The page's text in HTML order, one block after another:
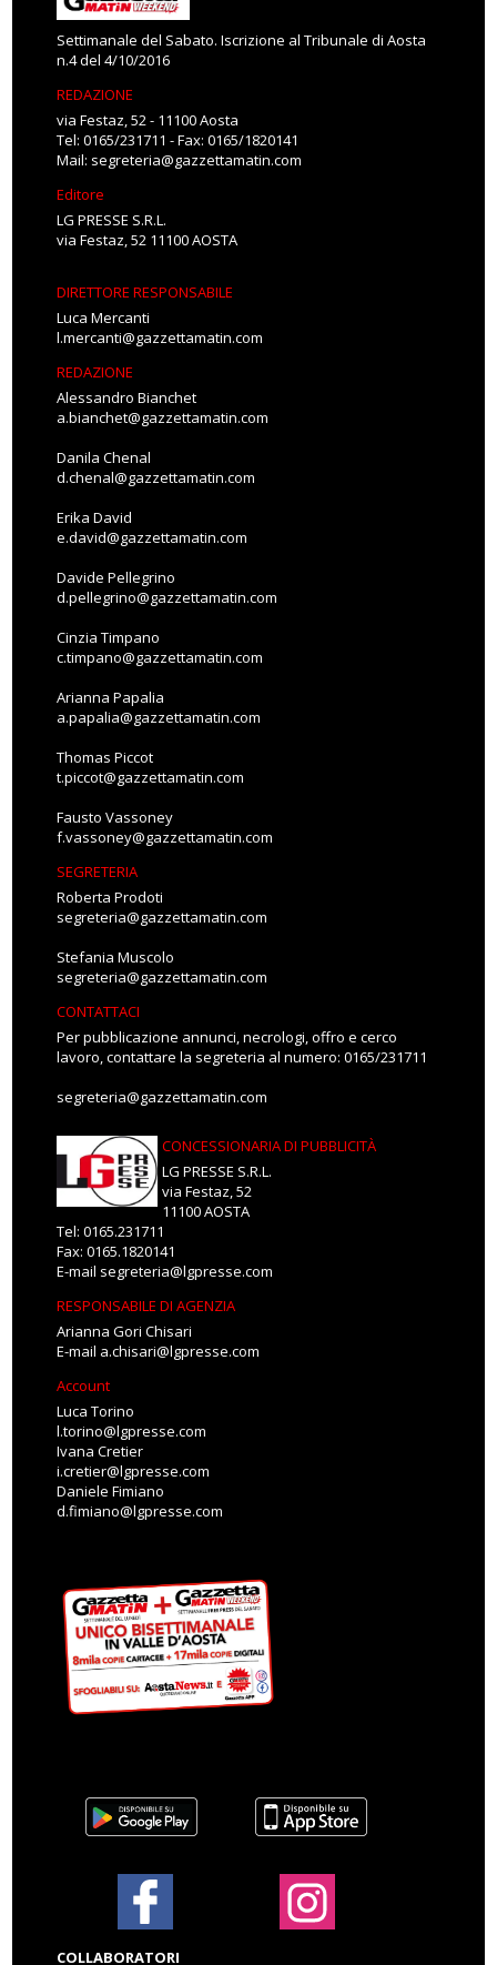
Settimanale del Sabato. Iscrizione al Tribunale di Aosta
n.4 del 4/10/2016
REDAZIONE
via Festaz, 52 - 11100 Aosta
Tel: 0165/231711 - Fax: 0165/1820141
Mail: segreteria@gazzettamatin.com
Editore
LG PRESSE S.R.L.
via Festaz, 52 11100 AOSTA
DIRETTORE RESPONSABILE
Luca Mercanti
l.mercanti@gazzettamatin.com
REDAZIONE
Alessandro Bianchet
a.bianchet@gazzettamatin.com
Danila Chenal
d.chenal@gazzettamatin.com
Erika David
e.david@gazzettamatin.com
Davide Pellegrino
d.pellegrino@gazzettamatin.com
Cinzia Timpano
c.timpano@gazzettamatin.com
Arianna Papalia
a.papalia@gazzettamatin.com
Thomas Piccot
t.piccot@gazzettamatin.com
Fausto Vassoney
f.vassoney@gazzettamatin.com
SEGRETERIA
Roberta Prodoti
segreteria@gazzettamatin.com
Stefania Muscolo
segreteria@gazzettamatin.com
CONTATTACI
Per pubblicazione annunci, necrologi, offro e cerco
lavoro, contattare la segreteria al numero: 0165/231711
segreteria@gazzettamatin.com
CONCESSIONARIA DI PUBBLICITÀ
LG PRESSE S.R.L.
via Festaz, 52
11100 AOSTA
Tel: 0165.231711
Fax: 0165.1820141
E-mail segreteria@lgpresse.com
RESPONSABILE DI AGENZIA
Arianna Gori Chisari
E-mail a.chisari@lgpresse.com
Account
Luca Torino
l.torino@lgpresse.com
Ivana Cretier
i.cretier@lgpresse.com
Daniele Fimiano
d.fimiano@lgpresse.com
COLLABORATORI